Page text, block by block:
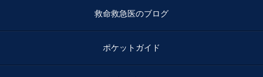
救命救急医のブログ
ポケットガイド